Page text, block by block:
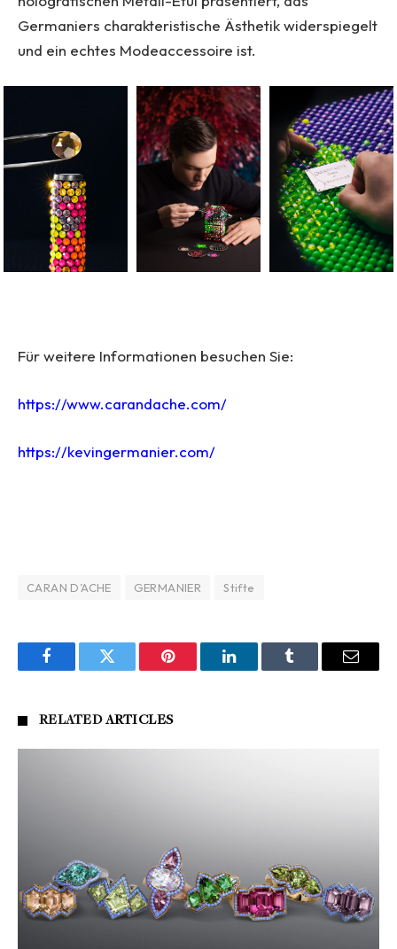
Germaniers charakteristische Ästhetik widerspiegelt
und ein echtes Modeaccessoire ist.
Für weitere Informationen besuchen Sie:
https://www.carandache.com/
https://kevingermanier.com/
CARAN D’ACHE GERMANIER Stifte
FacebookTwitter Pinterest LinkedInTumblr Email
RELATEDARTICLES